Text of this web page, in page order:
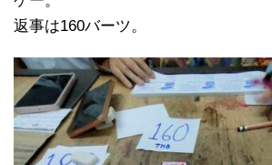
返事は160バーツ。